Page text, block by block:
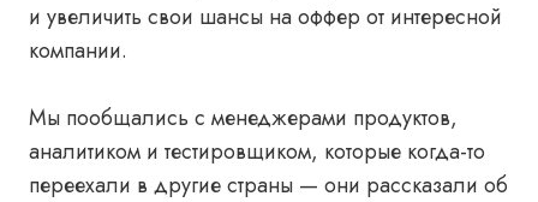
и увеличить свои шансы на оффер от интересной
компании.
Мы пообщались с менеджерами продуктов,
аналитиком и тестировщиком, которые когда-то
переехали в другие страны — они рассказали об